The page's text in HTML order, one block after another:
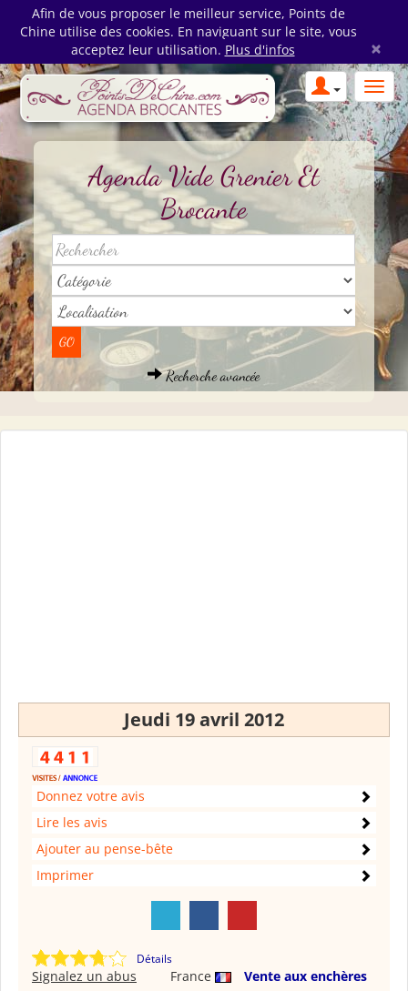
Afin de vous proposer le meilleur service, Points de
Chine utilise des cookies. En naviguant sur le site, vous
acceptez leur utilisation. Plus d'infos ×
Agenda Vide Grenier Et
Brocante
Recherche avancée
Jeudi 19 avril 2012
Donnez votre avis
Lire les avis
Ajouter au pense-bête
Imprimer
Détails
France Vente aux enchères
Signalez un abus